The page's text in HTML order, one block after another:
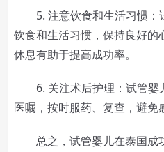
5. 注意饮食和生活习惯：
饮食和生活习惯，保持良好的
休息有助于提高成功率。
6. 关注术后护理：试管婴
医嘱，按时服药、复查，避免
总之，试管婴儿在泰国成